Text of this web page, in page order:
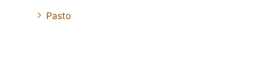
Pasto